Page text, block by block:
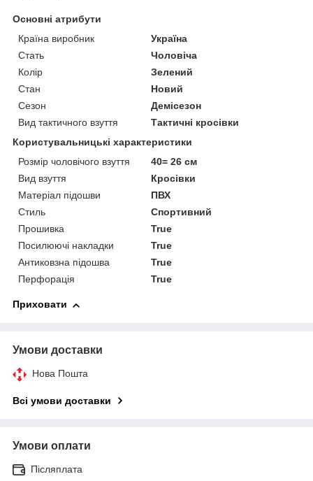
Основні атрибути
Країна виробник
Україна
Стать
Чоловіча
Колір
Зелений
Стан
Новий
Сезон
Демісезон
Вид тактичного взуття
Тактичні кросівки
Користувальницькі характеристики
Розмір чоловічого взуття
40= 26 см
Вид взуття
Кросівки
Матеріал підошви
ПВХ
Стиль
Спортивний
Прошивка
True
Посилюючі накладки
True
Антиковзна підошва
True
Перфорація
True
Приховати
Умови доставки
Нова Пошта
Всі умови доставки
Умови оплати
Післяплата